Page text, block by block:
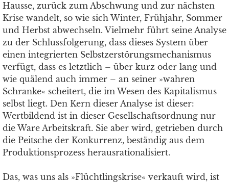
Hausse, zurück zum Abschwung und zur nächsten
Krise wandelt, so wie sich Winter, Frühjahr, Sommer
und Herbst abwechseln. Vielmehr führt seine Analyse
zu der Schlussfolgerung, dass dieses System über
einen integrierten Selbstzerstörungsmechanismus
verfügt, dass es letztlich – über kurz oder lang und
wie quälend auch immer – an seiner »wahren
Schranke« scheitert, die im Wesen des Kapitalismus
selbst liegt. Den Kern dieser Analyse ist dieser:
Wertbildend ist in dieser Gesellschaftsordnung nur
die Ware Arbeitskraft. Sie aber wird, getrieben durch
die Peitsche der Konkurrenz, beständig aus dem
Produktionsprozess herausrationalisiert.
Das, was uns als »Flüchtlingskrise« verkauft wird, ist